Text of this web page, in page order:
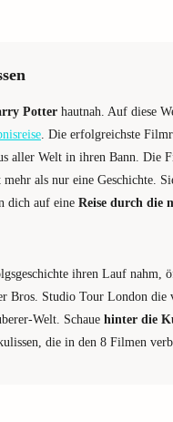
Potter hautnah. Auf diese
. Die erfolgreichste
aller Welt in ihren Bann. Die
als nur eine Geschichte.
dich auf eine Reise durch die
ihren Lauf nahm,
Bros. Studio Tour London die
Welt. Schaue hinter die
die in den 8 Filmen